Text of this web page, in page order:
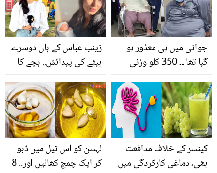
زینب عباس کے ہاں دوسرے
بیٹے کی پیدائش.. بچے کا
جوانی میں ہی معذور ہو
گیا تھا ۔۔ 350 کلو وزنی
اسپتال لایا گیا تو ڈاکٹر نے
اسے کیسے چند منٹ میں
اپنے پیروں پر کھڑا کر دیا؟
لہسن کو اس تیل میں ڈبو
کر ایک چمچ کھائیں اور.. 8
کینسر کے خلاف مدافعت
بھی، دماغی کارکردگی میں